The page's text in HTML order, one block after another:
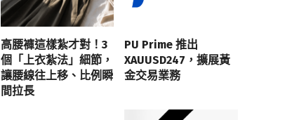
高腰褲這樣紮才對！3
個「上衣紮法」細節，
讓腰線往上移、比例瞬
間拉長
PU Prime 推出
XAUUSD247，擴展黃
金交易業務